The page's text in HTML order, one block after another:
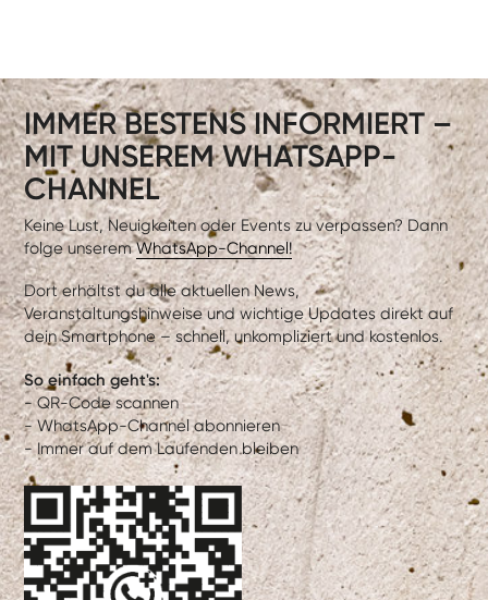
IMMER BESTENS INFORMIERT –
MIT UNSEREM WHATSAPP-
CHANNEL
Keine Lust, Neuigkeiten oder Events zu verpassen? Dann
folge unseremWhatsApp-Channel!
Dort erhältst du alle aktuellen News,
Veranstaltungshinweise und wichtige Updates direkt auf
dein Smartphone – schnell, unkompliziert und kostenlos.
So einfach geht's:
- QR-Code scannen
- WhatsApp-Channel abonnieren
- Immer auf dem Laufenden bleiben